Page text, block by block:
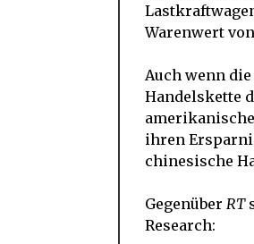
Warenwert
Auch wenn
Handelskette
ihren
chinesische
Gegenüber RT
Research: